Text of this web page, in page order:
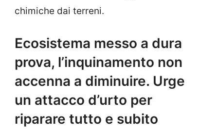
chimiche dai terreni.
Ecosistema messo a dura
prova, l’inquinamento non
accenna a diminuire. Urge
un attacco d’urto per
riparare tutto e subito